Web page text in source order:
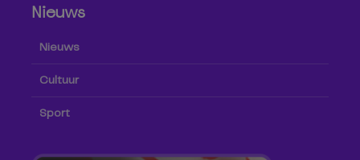
Nieuws
Nieuws
Cultuur
Sport